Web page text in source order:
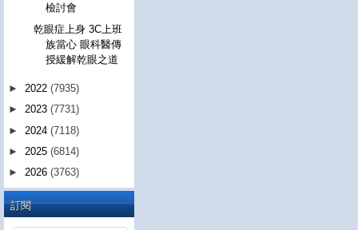
檢討會
乾眼症上身 3C上班
族當心 眼科醫傳
授緩解乾眼之道
► 2022 (7935)
► 2023 (7731)
► 2024 (7118)
► 2025 (6814)
► 2026 (3763)
訂閱